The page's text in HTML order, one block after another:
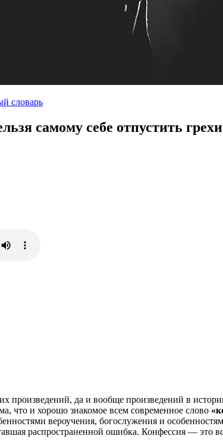
словарь
самому себе отпустить грехи
произведений, да и вообще произведений в
что и хорошо знакомое всем современное слово
вероучения, богослужения и
распространенной ошибка. Конфессия — это